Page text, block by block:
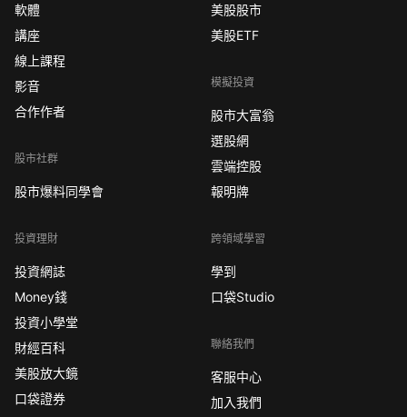
軟體
講座
線上課程
影音
合作作者
股市社群
股市爆料同學會
投資理財
投資網誌
Money錢
投資小學堂
財經百科
美股放大鏡
口袋證券
美股股市
美股ETF
模擬投資
股市大富翁
選股網
雲端控股
報明牌
跨領域學習
學到
口袋Studio
聯絡我們
客服中心
加入我們